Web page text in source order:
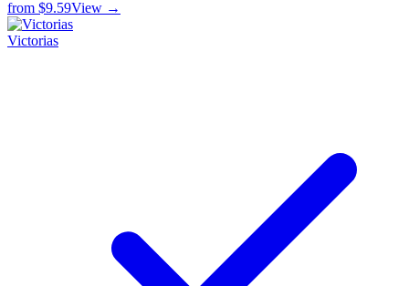
from $9.59View →
Victorias